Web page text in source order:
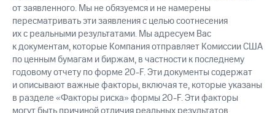
от заявленного. Мы не обязуемся и не намерены
пересматривать эти заявления с целью соотнесения
их с реальными результатами. Мы адресуем Вас
к документам, которые Компания отправляет Комиссии США
по ценным бумагам и биржам, в частности к последнему
годовому отчету по форме 20-F. Эти документы содержат
и описывают важные факторы, включая те, которые указаны
в разделе «Факторы риска» формы 20-F. Эти факторы